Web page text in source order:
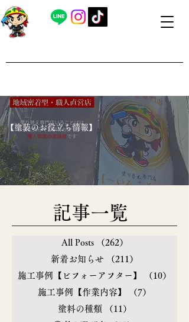
​【塗装のお役立ち情報】
​記事一覧
All Posts （262）
新着お知らせ
（211）
施工事例【ビフォーアフター】
（10）
施工事例【作業内容】
（7）
塗料の種類
（11）